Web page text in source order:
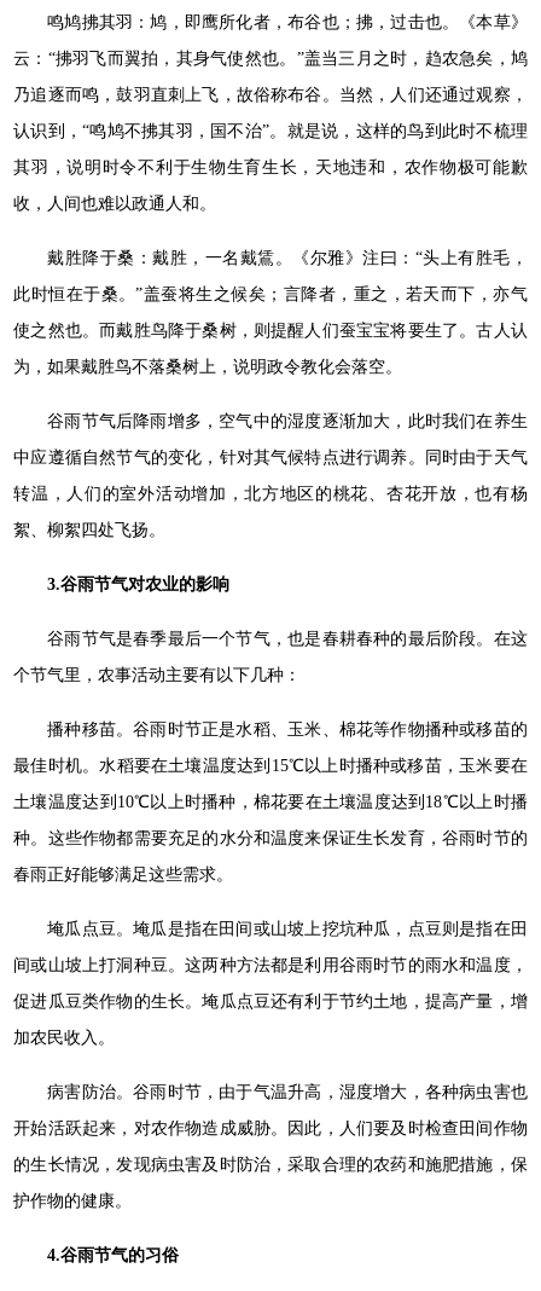
鸣鸠拂其羽：鸠，即鹰所化者，布谷也；拂，过击也。《本草》
云：“拂羽飞而翼拍，其身气使然也。”盖当三月之时，趋农急矣，鸠
乃追逐而鸣，鼓羽直刺上飞，故俗称布谷。当然，人们还通过观察，
认识到，“鸣鸠不拂其羽，国不治”。就是说，这样的鸟到此时不梳理
其羽，说明时令不利于生物生育生长，天地违和，农作物极可能歉
收，人间也难以政通人和。
戴胜降于桑：戴胜，一名戴鵀。《尔雅》注曰：“头上有胜毛，
此时恒在于桑。”盖蚕将生之候矣；言降者，重之，若天而下，亦气
使之然也。而戴胜鸟降于桑树，则提醒人们蚕宝宝将要生了。古人认
为，如果戴胜鸟不落桑树上，说明政令教化会落空。
谷雨节气后降雨增多，空气中的湿度逐渐加大，此时我们在养生
中应遵循自然节气的变化，针对其气候特点进行调养。同时由于天气
转温，人们的室外活动增加，北方地区的桃花、杏花开放，也有杨
絮、柳絮四处飞扬。
3.谷雨节气对农业的影响
谷雨节气是春季最后一个节气，也是春耕春种的最后阶段。在这
个节气里，农事活动主要有以下几种：
播种移苗。谷雨时节正是水稻、玉米、棉花等作物播种或移苗的
最佳时机。水稻要在土壤温度达到15℃以上时播种或移苗，玉米要在
土壤温度达到10℃以上时播种，棉花要在土壤温度达到18℃以上时播
种。这些作物都需要充足的水分和温度来保证生长发育，谷雨时节的
春雨正好能够满足这些需求。
埯瓜点豆。埯瓜是指在田间或山坡上挖坑种瓜，点豆则是指在田
间或山坡上打洞种豆。这两种方法都是利用谷雨时节的雨水和温度，
促进瓜豆类作物的生长。埯瓜点豆还有利于节约土地，提高产量，增
加农民收入。
病害防治。谷雨时节，由于气温升高，湿度增大，各种病虫害也
开始活跃起来，对农作物造成威胁。因此，人们要及时检查田间作物
的生长情况，发现病虫害及时防治，采取合理的农药和施肥措施，保
护作物的健康。
4.谷雨节气的习俗